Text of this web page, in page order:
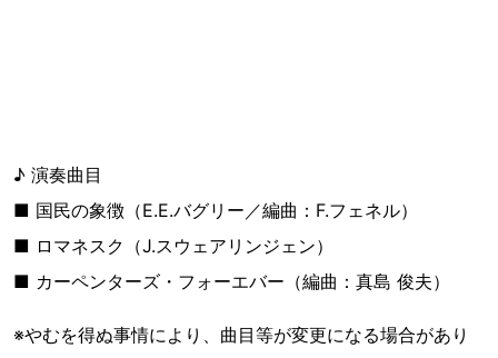
♪ 演奏曲目
■ 国民の象徴（E.E.バグリー／編曲：F.フェネル）
■ ロマネスク（J.スウェアリンジェン）
■ カーペンターズ・フォーエバー（編曲：真島 俊夫）
※やむを得ぬ事情により、曲目等が変更になる場合があり